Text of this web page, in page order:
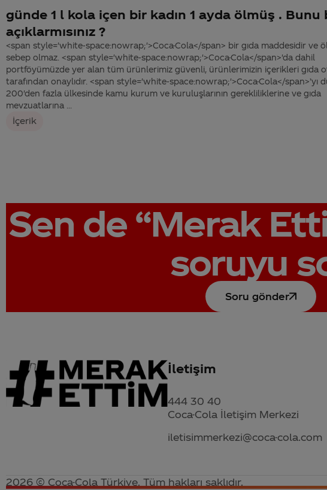
günde 1 l kola içen bir kadın 1 ayda ölmüş . Bunu
açıklarmısınız ?
<span style='white-space:nowrap;'>Coca-Cola</span> bir gıda maddesidir ve
sebep olmaz. <span style='white-space:nowrap;'>Coca-Cola</span>'da dahil
portföyümüzde yer alan tüm ürünlerimiz güvenli, ürünlerimizin içerikleri gıda
tarafından onaylıdır. <span style='white-space:nowrap;'>Coca-Cola</span>’yı
200'den fazla ülkesinde kamu kurum ve kuruluşlarının gerekliliklerine ve gıda
mevzuatlarına ...
İçerik
Sen de “Merak
soruyu
Soru gönder
İletişim
444 30 40
Coca-Cola İletişim Merkezi
iletisimmerkezi@coca-cola.com
2026 © Coca-Cola Türkiye. Tüm hakları saklıdır.